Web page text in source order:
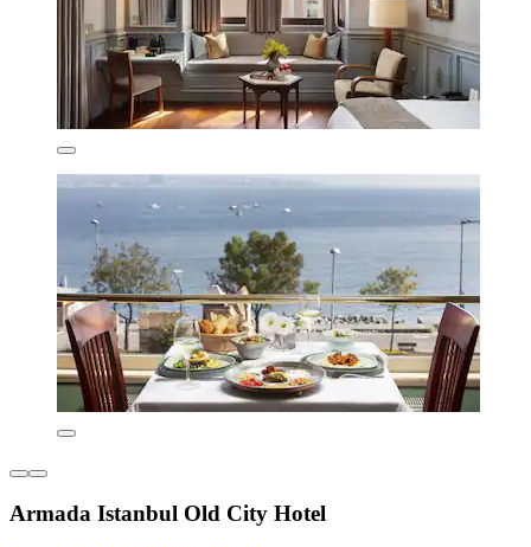
Armada Istanbul Old City Hotel